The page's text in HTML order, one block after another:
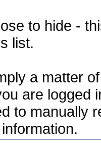
to hide -
list.
a matter
are logged
to manually